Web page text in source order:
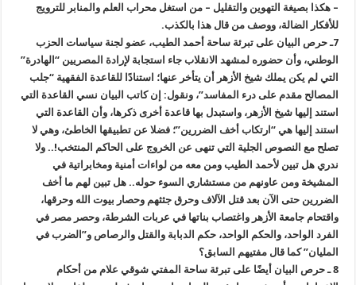
– هكذا بصيغة التهوين والتقليل – من استغل محراب العلم والمنابر للترويج
للأفكار الضالة، ووصف من قال هذا بالكذب.
7ـ حرص البيان على تبرئة ساحة أحمد الطيب، عضو لجنة سياسات الحزب
الوطني، وأن حضوره لمشهد الانقلاب جاء استجابة لإرادة المصريين “الهادرة”
التي لم يكن يملك شيخ الأزهر أن يتأخر عنها؛ استنادًا للقاعدة الفقهية “جلب
المصالح مقدم على درء المفاسد”، ونقول: إن كاتب البيان نسي القاعدة التي
استند إليها شيخ الأزهر، واستبدل بها قاعدة أخرى ذكرها، وأن القاعدة التي
استند إليها هي “ارتكاب أخف الضررين”؛ فضلا عن تطبيقها الخاطئ، وهي لا
تصلح مع النصوص الجلية التي تنهى عن الخروج على الحاكم المنتخب!.. ولا
ندري هل تبين لأحمد الطيب ومن معه من لواءات أمنية ومخابراتية في
المشيخة ومن عاونهم من مستشاري السوء حوله.. هل تبين لهم ما أخف
الضررين حتى الآن بعد قتل الآلاف وحرق جثثهم وحصار بيوت الله وحرقها،
واقتحام جامعة الأزهر واغتصاب بناتها في عربات الشرطة، وحصر مصر في
الفرد الواحد، والحكم الواحد، حكم الدبابة والقتل والرصاص و”الضرب في
المليان” كما قال مفتيهم السابق؟
8 ـ حرص البيان أيضًا على تبرئة ساحة المفتي شوقي علام من أحكام